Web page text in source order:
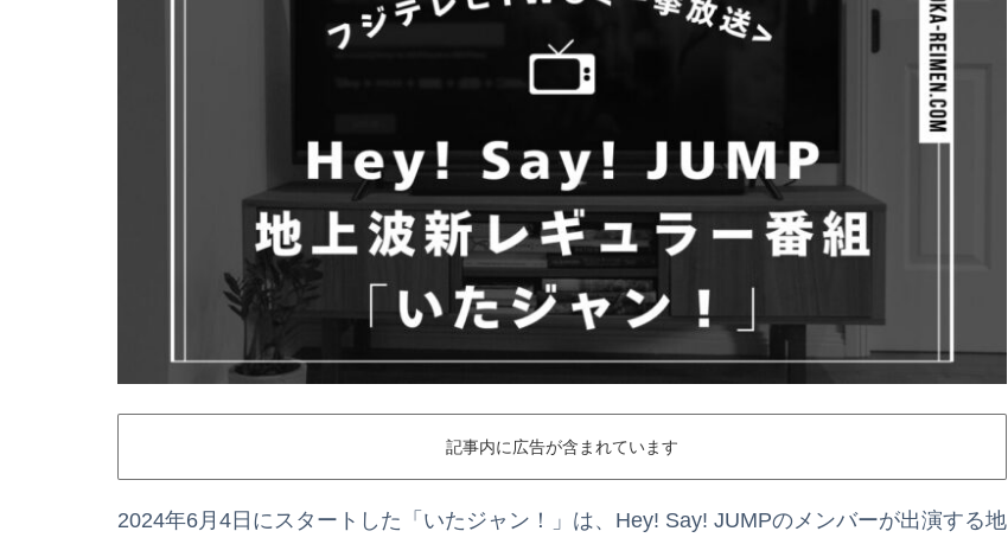
記事内に広告が含まれています
2024年6月4日にスタートした「いたジャン！」は、Hey! Say! JUMPのメンバーが出演する地